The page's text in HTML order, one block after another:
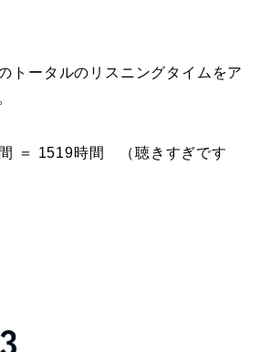
トータルのリスニングタイムをア
＝ 1519時間 （聴きすぎです